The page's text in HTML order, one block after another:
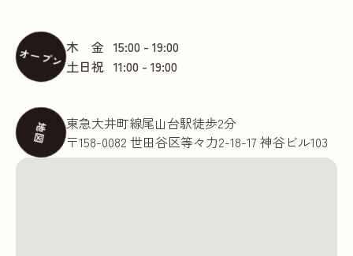
オープン木 金 15:00 - 19:00
土日祝 11:00 - 19:00
地図
東急大井町線尾山台駅徒歩2分
〒158-0082 世田谷区等々力2-18-17 神谷ビル103